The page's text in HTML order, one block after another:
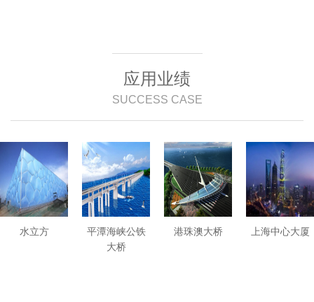
应用业绩
SUCCESS CASE
水立方
平潭海峡公铁
大桥
港珠澳大桥 上海中心大厦